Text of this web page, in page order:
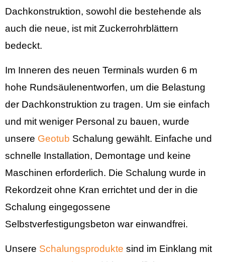
Dachkonstruktion, sowohl die bestehende als
auch die neue, ist mit Zuckerrohrblättern
bedeckt.
Im Inneren des neuen Terminals wurden 6 m
hohe Rundsäulenentworfen, um die Belastung
der Dachkonstruktion zu tragen. Um sie einfach
und mit weniger Personal zu bauen, wurde
unsere Geotub Schalung gewählt. Einfache und
schnelle Installation, Demontage und keine
Maschinen erforderlich. Die Schalung wurde in
Rekordzeit ohne Kran errichtet und der in die
Schalung eingegossene
Selbstverfestigungsbeton war einwandfrei.
Unsere Schalungsprodukte sind im Einklang mit